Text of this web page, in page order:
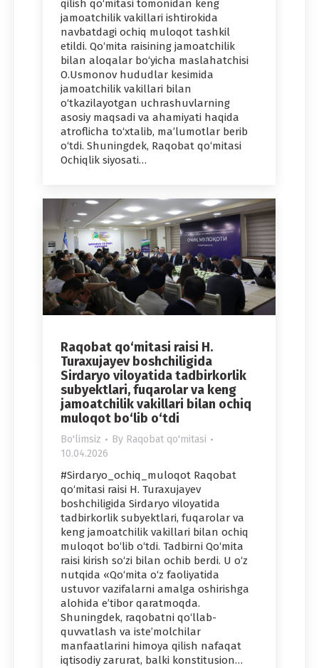
qilish qo‘mitasi tomonidan keng
jamoatchilik vakillari ishtirokida
navbatdagi ochiq muloqot tashkil
etildi. Qo‘mita raisining jamoatchilik
bilan aloqalar bo‘yicha maslahatchisi
O.Usmonov hududlar kesimida
jamoatchilik vakillari bilan
o‘tkazilayotgan uchrashuvlarning
asosiy maqsadi va ahamiyati haqida
atroflicha to‘xtalib, ma’lumotlar berib
o‘tdi. Shuningdek, Raqobat qo‘mitasi
Ochiqlik siyosati…
Raqobat qo‘mitasi raisi H.
Turaxujayev boshchiligida
Sirdaryo viloyatida tadbirkorlik
subyektlari, fuqarolar va keng
jamoatchilik vakillari bilan ochiq
muloqot bo‘lib o‘tdi
Bo'limsiz By Raqobat qo'mitasi
10.04.2026
#Sirdaryo_ochiq_muloqot Raqobat
qo‘mitasi raisi H. Turaxujayev
boshchiligida Sirdaryo viloyatida
tadbirkorlik subyektlari, fuqarolar va
keng jamoatchilik vakillari bilan ochiq
muloqot bo‘lib o‘tdi. Tadbirni Qo‘mita
raisi kirish so‘zi bilan ochib berdi. U o‘z
nutqida «Qo‘mita o‘z faoliyatida
ustuvor vazifalarni amalga oshirishga
alohida e’tibor qaratmoqda.
Shuningdek, raqobatni qo‘llab-
quvvatlash va iste’molchilar
manfaatlarini himoya qilish nafaqat
iqtisodiy zarurat, balki konstitusion…